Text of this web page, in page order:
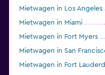
Mietwagen in Los Angeles
Mietwagen in Miami
Mietwagen in Fort Myers
Mietwagen in San
Mietwagen in Fort